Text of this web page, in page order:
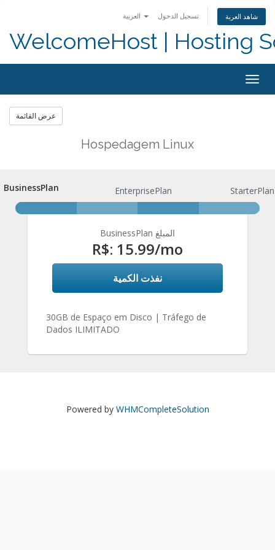
تسجيل الدخول شاهد العربة
WelcomeHost | Hosting
عرض القائمة
Hospedagem Linux
BusinessPlan
BusinessPlan EnterprisePlan StarterPlan
BusinessPlan المبلغ
R$: 15.99/mo
نفذت الكمية
30GB de Espaço em Disco | Tráfego de
Dados ILIMITADO
Powered by WHMCompleteSolution